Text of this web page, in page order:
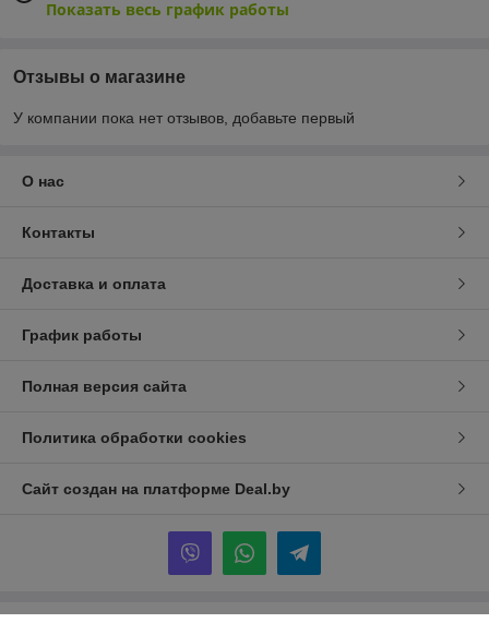
Показать весь график работы
Отзывы о магазине
У компании пока нет отзывов, добавьте первый
О нас
Контакты
Доставка и оплата
График работы
Полная версия сайта
Политика обработки cookies
Сайт создан на платформе Deal.by